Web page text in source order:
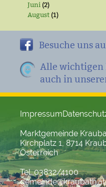
Juni (2)
August (1)
Besuche uns
Alle wichtigen
auch in
Impressum
Marktgemeinde
Kirchplatz 1, 8714
Österreich
Tel. 03832/4100
gemeinde@kraubath.at